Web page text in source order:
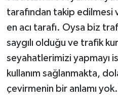
tarafından takip edilmesi
en acı tarafı. Oysa biz
saygılı olduğu ve trafik
seyahatlerimizi yapmayı
kullanım sağlanmakta,
çevirmenin bir anlamı